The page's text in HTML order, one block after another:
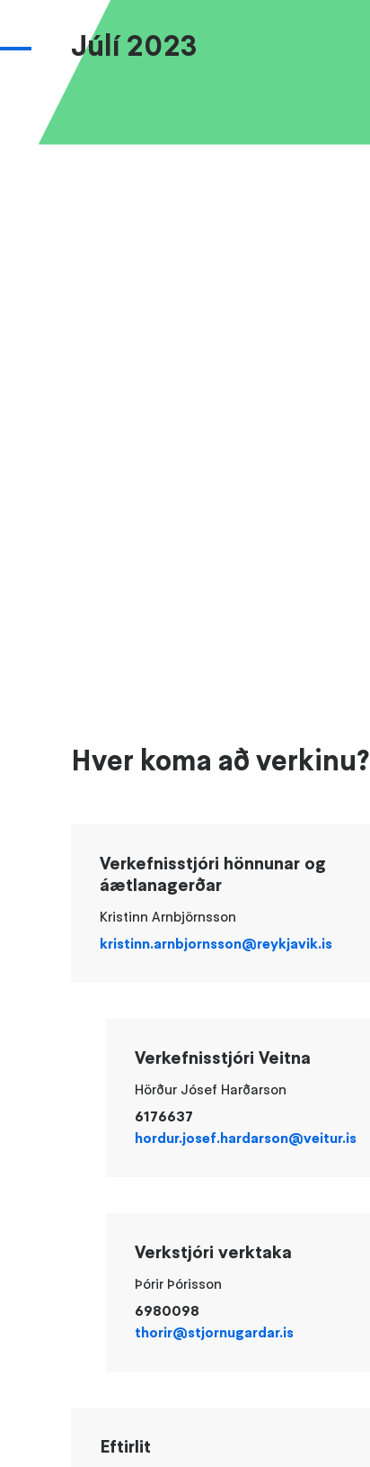
Júlí 2023
Hver koma að verkinu?
Verkefnisstjóri hönnunar og
áætlanagerðar
Kristinn Arnbjörnsson
kristinn.arnbjornsson@reykjavik.is
Verkefnisstjóri Veitna
Hörður Jósef Harðarson
6176637
hordur.josef.hardarson@veitur.is
Verkstjóri verktaka
Þórir Þórisson
6980098
thorir@stjornugardar.is
Eftirlit